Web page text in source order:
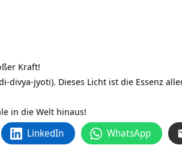
Kraft!
divya-jyoti). Dieses Licht ist die Essenz
in die Welt hinaus!
LinkedIn WhatsApp